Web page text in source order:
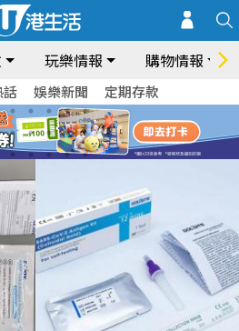
玩樂情報 購物情報
話 娛樂新聞 定期存款